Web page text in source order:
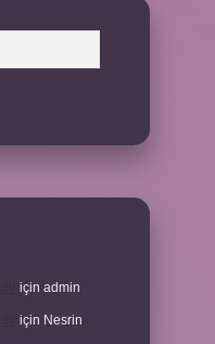
için admin
için Nesrin